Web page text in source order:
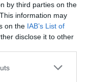
by third parties on the
information may
on the IAB’s List of
disclose it to other
one or more Google